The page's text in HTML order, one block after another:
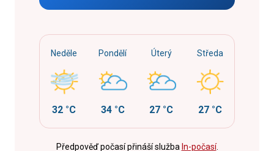
Neděle
32 °C
Pondělí
34 °C
Úterý
27 °C
Středa
27 °C
Předpověď počasí přináší služba In-počasí.